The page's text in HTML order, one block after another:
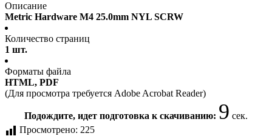
Описание
Metric Hardware M4 25.0mm NYL SCRW
Количество страниц
1 шт.
Форматы файла
HTML, PDF
(Для просмотра требуется Adobe Acrobat Reader)
Подождите, идет подготовка к скачиванию: 9 сек.
Просмотрено: 225